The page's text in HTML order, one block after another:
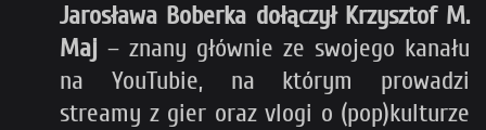
Jarosława Boberka dołączył Krzysztof M.
Maj – znany głównie ze swojego kanału
na YouTubie, na którym prowadzi
streamy z gier oraz vlogi o (pop)kulturze